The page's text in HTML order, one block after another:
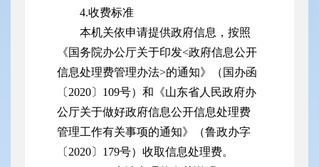
4.收费标准
本机关依申请提供政府信息，按照
《国务院办公厅关于印发<政府信息公开
信息处理费管理办法>的通知》（国办函
〔2020〕109号）和《山东省人民政府办
公厅关于做好政府信息公开信息处理费
管理工作有关事项的通知》（鲁政办字
〔2020〕179号）收取信息处理费。